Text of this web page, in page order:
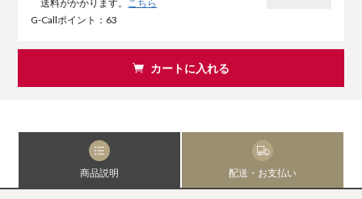
送料がかかります。 こちら
G-Callポイント：63
カートに入れる
商品説明 配送・お支払い